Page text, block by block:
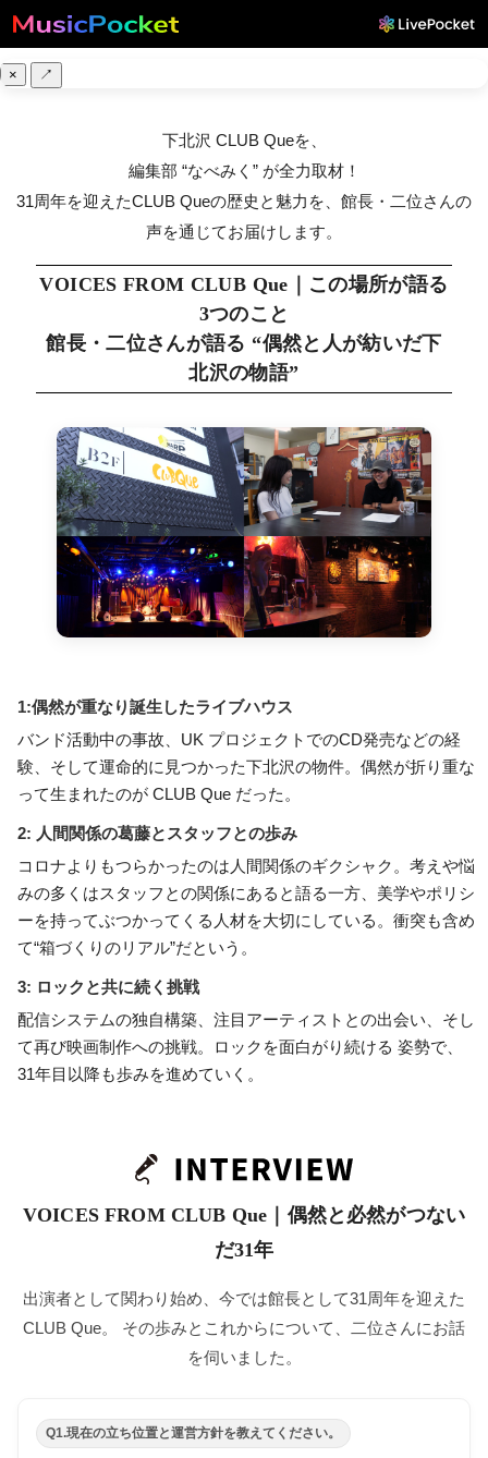
× ↗
下北沢 CLUB Queを、
編集部 “なべみく” が全力取材！
31周年を迎えたCLUB Queの歴史と魅力を、館長・二位さんの
声を通じてお届けします。
VOICES FROM CLUB Que｜この場所が語る
3つのこと
館長・二位さんが語る “偶然と人が紡いだ下
北沢の物語”
1:偶然が重なり誕生したライブハウス
バンド活動中の事故、UK プロジェクトでのCD発売などの経
験、そして運命的に見つかった下北沢の物件。偶然が折り重な
って生まれたのが CLUB Que だった。
2: 人間関係の葛藤とスタッフとの歩み
コロナよりもつらかったのは人間関係のギクシャク。考えや悩
みの多くはスタッフとの関係にあると語る一方、美学やポリシ
ーを持ってぶつかってくる人材を大切にしている。衝突も含め
て“箱づくりのリアル”だという。
3: ロックと共に続く挑戦
配信システムの独自構築、注目アーティストとの出会い、そし
て再び映画制作への挑戦。ロックを面白がり続ける 姿勢で、
31年目以降も歩みを進めていく。
VOICES FROM CLUB Que｜偶然と必然がつない
だ31年
出演者として関わり始め、今では館長として31周年を迎えた
CLUB Que。 その歩みとこれからについて、二位さんにお話
を伺いました。
Q1.現在の立ち位置と運営方針を教えてください。